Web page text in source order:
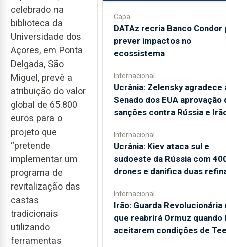
celebrado na
biblioteca da
Universidade dos
Açores, em Ponta
Delgada, São
Miguel, prevê a
atribuição do valor
global de 65.800
euros para o
projeto que
“pretende
implementar um
programa de
revitalização das
castas
tradicionais
utilizando
ferramentas
Capa
DATAz recria Banco Condor
prever impactos no
ecossistema
Internacional
Ucrânia: Zelensky agradece
Senado dos EUA aprovação
sanções contra Rússia e
Internacional
Ucrânia: Kiev ataca sul e
sudoeste da Rússia com
drones e danifica duas
Internacional
Irão: Guarda Revolucionária
que reabrirá Ormuz quando
aceitarem condições de